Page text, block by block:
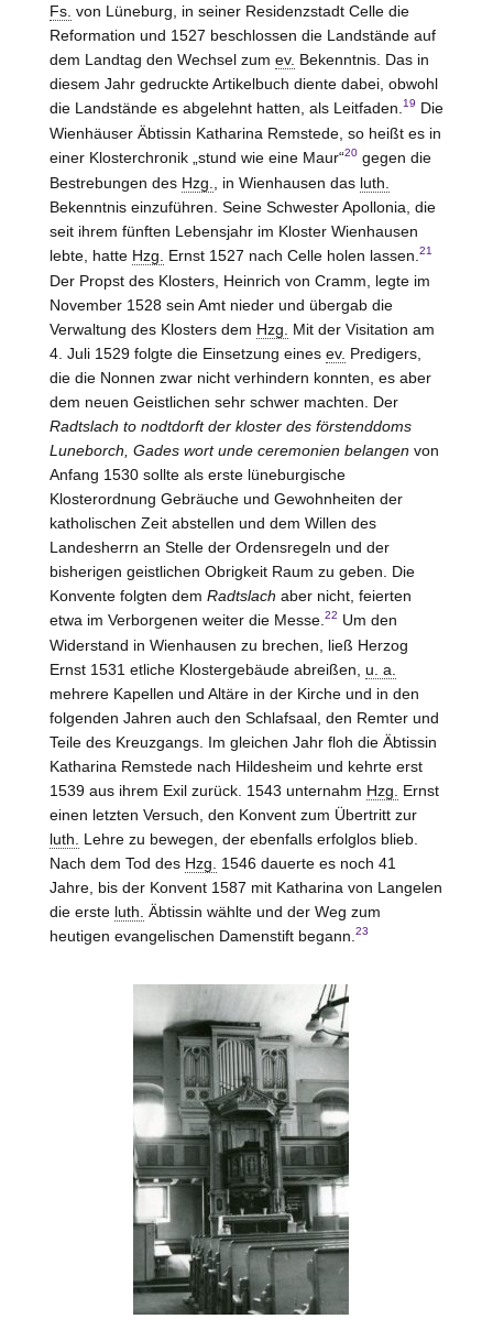
Fs. von Lüneburg, in seiner Residenzstadt Celle die
Reformation und 1527 beschlossen die Landstände auf
dem Landtag den Wechsel zum ev. Bekenntnis. Das in
diesem Jahr gedruckte Artikelbuch diente dabei, obwohl
die Landstände es abgelehnt hatten, als Leitfaden. 19 Die
Wienhäuser Äbtissin Katharina Remstede, so heißt es in
einer Klosterchronik „stund wie eine Maur“20gegen die
Bestrebungen des Hzg. , in Wienhausen das luth.
Bekenntnis einzuführen. Seine Schwester Apollonia, die
seit ihrem fünften Lebensjahr im Kloster Wienhausen
lebte, hatte Hzg. Ernst 1527 nach Celle holen lassen. 21
Der Propst des Klosters, Heinrich von Cramm, legte im
November 1528 sein Amt nieder und übergab die
Verwaltung des Klosters dem Hzg.
Mit der Visitation am
4. Juli 1529 folgte die Einsetzung eines ev. Predigers,
die die Nonnen zwar nicht verhindern konnten, es aber
dem neuen Geistlichen sehr schwer machten. Der
Radtslach to nodtdorft der kloster des förstenddoms
Luneborch, Gades wort unde ceremonien belangen von
Anfang 1530 sollte als erste lüneburgische
Klosterordnung Gebräuche und Gewohnheiten der
katholischen Zeit abstellen und dem Willen des
Landesherrn an Stelleder Ordensregeln und der
bisherigen geistlichen Obrigkeit Raum zu geben. Die
Konvente folgten dem Radtslach aber nicht, feierten
etwa im Verborgenen weiter die Messe. 22 Um den
Widerstand in Wienhausen zu brechen, ließ Herzog
Ernst 1531 etliche Klostergebäude abreißen, u. a.
mehrere Kapellen und Altäre in der Kirche und in den
folgenden Jahren auch den Schlafsaal, den Remter und
Teile des Kreuzgangs. Im gleichen Jahr floh die Äbtissin
Katharina Remstede nach Hildesheim und kehrte erst
1539 aus ihrem Exil zurück. 1543 unternahm Hzg.
Ernst
einen letzten Versuch, den Konvent zum Übertritt zur
luth.
Lehre zu bewegen, der ebenfalls erfolglos blieb.
Nach dem Tod des Hzg.
1546 dauerte es noch 41
Jahre, bis der Konvent 1587 mit Katharina von Langelen
die erste luth. Äbtissin wählte und der Weg zum
heutigen evangelischen Damenstift begann. 23